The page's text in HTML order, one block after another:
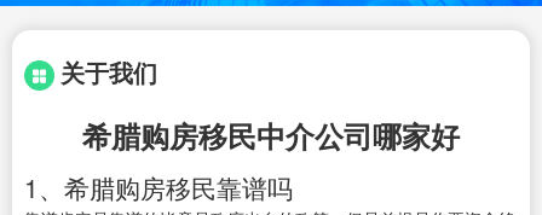
关于我们
希腊购房移民中介公司哪家好
1、希腊购房移民靠谱吗